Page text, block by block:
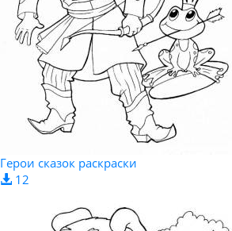
Герои сказок раскраски
12